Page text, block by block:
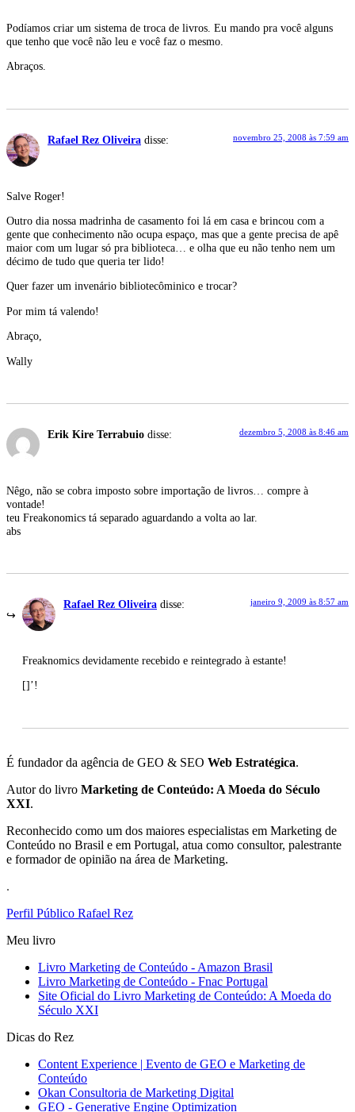
Podíamos criar um sistema de troca de livros. Eu mando pra você alguns
que tenho que você não leu e você faz o mesmo.
Abraços.
Rafael Rez Oliveira disse: novembro 25, 2008 às 7:59 am
Salve Roger!
Outro dia nossa madrinha de casamento foi lá em casa e brincou com a
gente que conhecimento não ocupa espaço, mas que a gente precisa de apê
maior com um lugar só pra biblioteca… e olha que eu não tenho nem um
décimo de tudo que queria ter lido!
Quer fazer um invenário bibliotecôminico e trocar?
Por mim tá valendo!
Abraço,
Wally
Erik Kire Terrabuio disse: dezembro 5, 2008 às 8:46 am
Nêgo, não se cobra imposto sobre importação de livros… compre à
vontade!
teu Freakonomics tá separado aguardando a volta ao lar.
abs
Rafael Rez Oliveira disse: janeiro 9, 2009 às 8:57 am
Freaknomics devidamente recebido e reintegrado à estante!
[]’!
É fundador da agência de GEO & SEO Web Estratégica.
Autor do livro Marketing de Conteúdo: A Moeda do Século
XXI.
Reconhecido como um dos maiores especialistas em Marketing de
Conteúdo no Brasil e em Portugal, atua como consultor, palestrante
e formador de opinião na área de Marketing.
.
Perfil Público Rafael Rez
Meu livro
Livro Marketing de Conteúdo - Amazon Brasil
Livro Marketing de Conteúdo - Fnac Portugal
Site Oficial do Livro Marketing de Conteúdo: A Moeda do
Século XXI
Dicas do Rez
Content Experience | Evento de GEO e Marketing de
Conteúdo
Okan Consultoria de Marketing Digital
GEO - Generative Engine Optimization